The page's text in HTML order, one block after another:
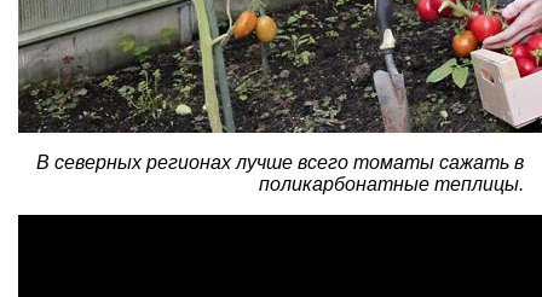
В северных регионах лучше всего томаты сажать в
поликарбонатные теплицы.